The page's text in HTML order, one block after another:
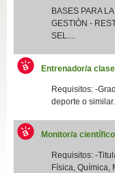
BASES PARA
GESTIÓN -
SEL....
Entrenador/a
Requisitos: -
deporte o
Monitor/a
Requisitos: -
Física, Química,